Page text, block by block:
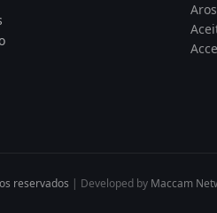
Aros
reservados | Developed by Maccam